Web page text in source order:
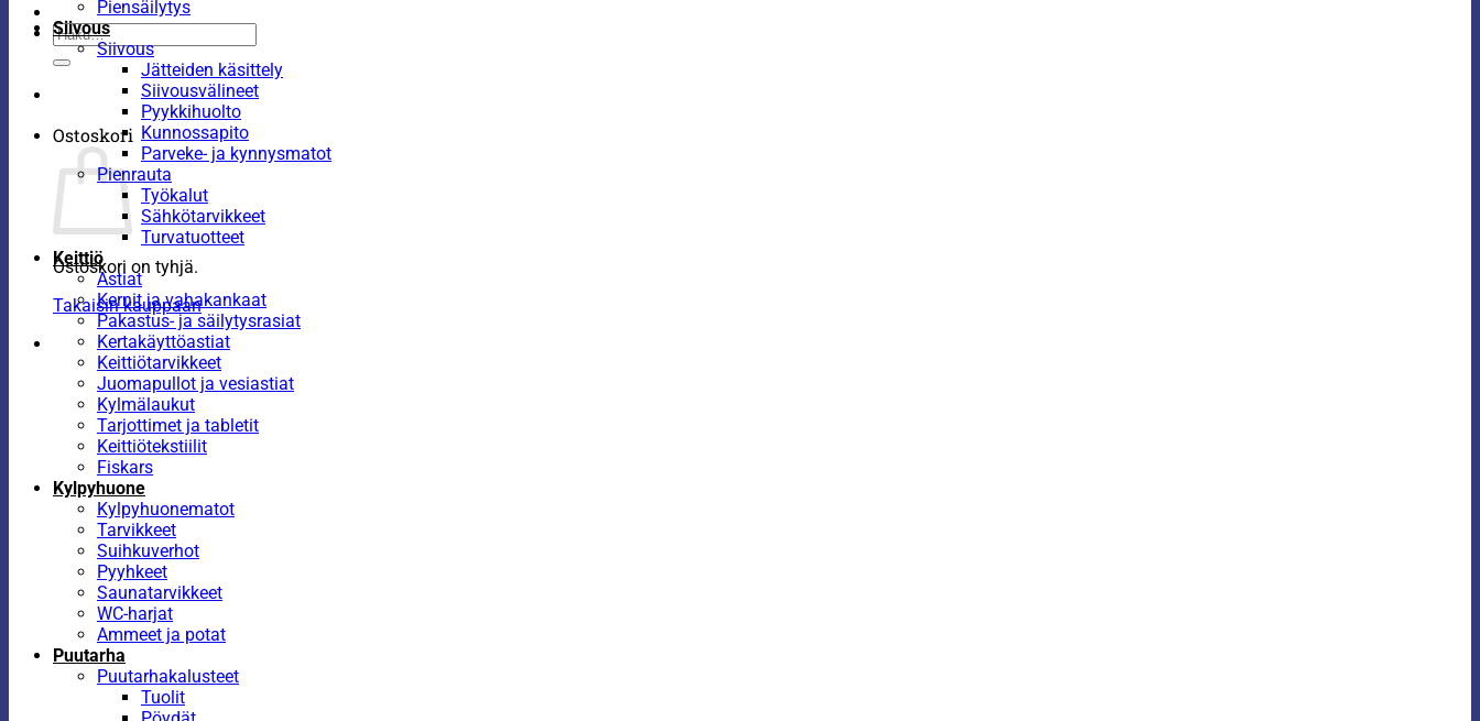
Etsi:
Ostoskori
Ostoskori on tyhjä.
Takaisin kauppaan
Piensäilytys
Siivous
Siivous
Jätteiden käsittely
Siivousvälineet
Pyykkihuolto
Kunnossapito
Parveke- ja kynnysmatot
Pienrauta
Työkalut
Sähkötarvikkeet
Turvatuotteet
Keittiö
Astiat
Kernit ja vahakankaat
Pakastus- ja säilytysrasiat
Kertakäyttöastiat
Keittiötarvikkeet
Juomapullot ja vesiastiat
Kylmälaukut
Tarjottimet ja tabletit
Keittiötekstiilit
Fiskars
Kylpyhuone
Kylpyhuonematot
Tarvikkeet
Suihkuverhot
Pyyhkeet
Saunatarvikkeet
WC-harjat
Ammeet ja potat
Puutarha
Puutarhakalusteet
Tuolit